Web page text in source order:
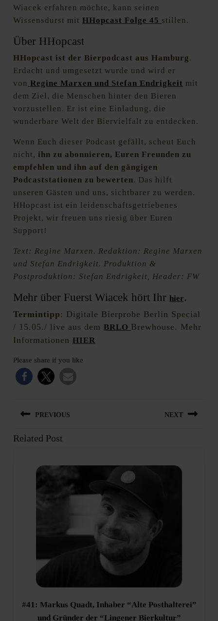
Wiacek erfahren möchte, kann seinen
Wissensdurst mit HHopcast Folge 45 stillen.
Über HHopcast
HHopcast ist der Bierpodcast aus Hamburg.
Erdacht und umgesetzt wurde und wird er
von Regine Marxen und Stefan Endrigkeit mit
dem Ziel, die Menschen hinter den Bieren
vorzustellen. Er ist eine Einladung, die
wunderbare Welt der Biervielfalt zu entdecken.
Wenn Euch dieser Podcast gefällt, scheut Euch
nicht, ihn zu abonnieren, Euren Freunden zu
empfehlen und ihn auf den gängigen
Podcaststationen zu bewerten. Das hilft
unseren Gästen und uns, sichtbarer zu werden.
HHopcast ist ein leidenschaftsgetriebenes
Projekt, wir freuen uns riesig über Euren
Support!
Text: Regine Marxen. Redaktion: Regine Marxen
und Stefan Endrigkeit. Produktion &
Postproduktion: Stefan Endrigkeit, Header: FW
Mehr über Fuerst Wiacek hört Ihr hier.
Termintipp : Digitale Bierprobe Berlin Special
/ 15.05./ live aus dem BRLO Brewhouse. Mehr
Informationen HIER
Please share if you like
PREVIOUS
Previous
NEXT
Related Post
#41: Markus Quadt, Inhaber “Alte Posthalterei”
und Gründer der “Lingener Bierkultur”#41: